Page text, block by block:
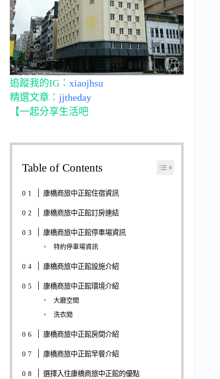
追蹤我的IG： xiaojhsu
精選文章： jjtheday
【一起分享生活吧
Table of Contents
康橋商旅中正館住宿資訊
康橋商旅中正館訂房連結
康橋商旅中正館停車場資訊
特約停車場資訊
康橋商旅中正館設施介紹
康橋商旅中正館環境介紹
大廳空間
洗衣間
康橋商旅中正館房間介紹
康橋商旅中正館早餐介紹
選擇入住康橋商旅中正館的優點